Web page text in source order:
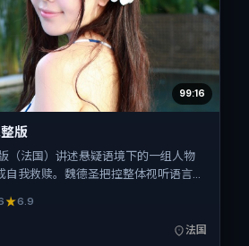
99:16
版
（法国）讲述悬疑语境下的一组人物
我救赎。魏德圣把控整体视听语言，
院线与网络平台，暑期档公映，片
6.9
法国